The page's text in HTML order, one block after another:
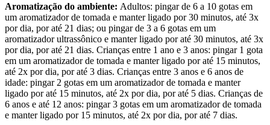
Aromatização do ambiente: Adultos: pingar de 6 a 10 gotas em
um aromatizador de tomada e manter ligado por 30 minutos, até 3x
por dia, por até 21 dias; ou pingar de 3 a 6 gotas em um
aromatizador ultrassônico e manter ligado por até 30 minutos, até 3x
por dia, por até 21 dias. Crianças entre 1 ano e 3 anos: pingar 1 gota
em um aromatizador de tomada e manter ligado por até 15 minutos,
até 2x por dia, por até 3 dias. Crianças entre 3 anos e 6 anos de
idade: pingar 2 gotas em um aromatizador de tomada e manter
ligado por até 15 minutos, até 2x por dia, por até 5 dias. Crianças de
6 anos e até 12 anos: pingar 3 gotas em um aromatizador de tomada
e manter ligado por 15 minutos, até 2x por dia, por até 7 dias.